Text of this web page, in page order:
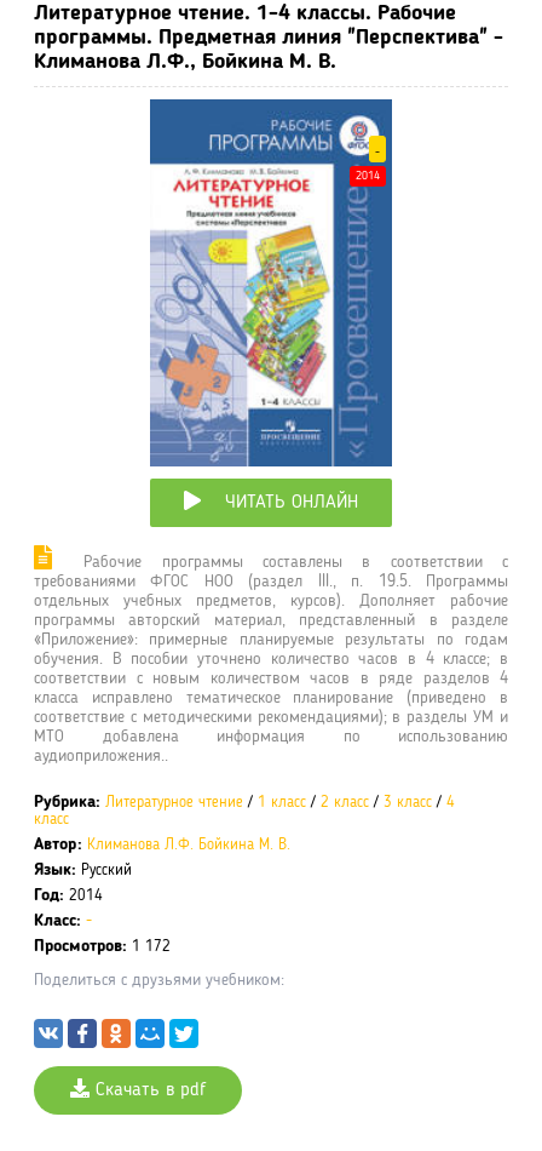
Литературное чтение. 1-4 классы. Рабочие
программы. Предметная линия "Перспектива" -
Климанова Л.Ф., Бойкина М. В.
-
2014
ЧИТАТЬ ОНЛАЙН
Рабочие программы составлены в соответствии с
требованиями ФГОС НОО (раздел III., п. 19.5. Программы
отдельных учебных предметов, курсов). Дополняет рабочие
программы авторский материал, представленный в разделе
«Приложение»: примерные планируемые результаты по годам
обучения. В пособии уточнено количество часов в 4 классе; в
соответствии с новым количеством часов в ряде разделов 4
класса исправлено тематическое планирование (приведено в
соответствие с методическими рекомендациями); в разделы УМ и
МТО добавлена информация по использованию
аудиоприложения..
Рубрика: Литературное чтение / 1 класс / 2 класс / 3 класс / 4
класс
Автор: Климанова Л.Ф. Бойкина М. В.
Язык: Русский
Год: 2014
Класс: -
Просмотров: 1 172
Поделиться с друзьями учебником:
Скачать в pdf